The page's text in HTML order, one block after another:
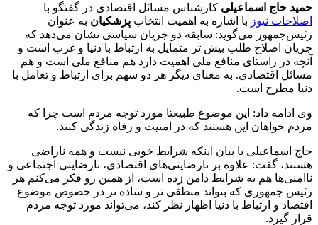
حمید حاج اسماعیلی کارشناس مسائل اقتصادی در گفتگو با
اصلاحات نیوز با اشاره به اهمیت انتخاب پزشکیان به عنوان
رئیس‌جمهور می‌گوید: سابقه دو جریان سیاسی نشان می‌دهد که
جریان اصلاح طلب بیش تر متمایل به ارتباط با دنیا و غرب است و
آنچه در راستای منافع ملی اهمیت دارد هم منافع ملی است و هم
مسائل اقتصادی. به معنای دیگر هر دو سهم برای ارتباط و تعامل با
دنیا مطرح است.
وی ادامه داد: این موضوع طبیعتا مورد توجه مردم است چرا که
مردم خواهان این هستند که در امنیت و رفاه زندگی کنند.
حاج اسماعیلی با بیان اینکه شرایط خوبی نیست و همه ناراضی
هستند، گفت: علاوه بر نارضایتی‌های اقتصادی، نارضایتی اجتماعی و
ناامنی‌ها هم به شرایط دامن زده است، از همین رو فکر می‌کنم هر
رئیس جمهوری که بتواند منطقی تر و ساده تر در خصوص موضوع
اقتصاد و ارتباط با دنیا اظهار نظر کند، می‌تواند مورد توجه مردم
قرار گیرد.